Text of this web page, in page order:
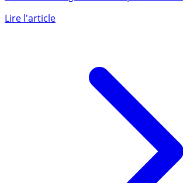
marché sont également les plus détenus